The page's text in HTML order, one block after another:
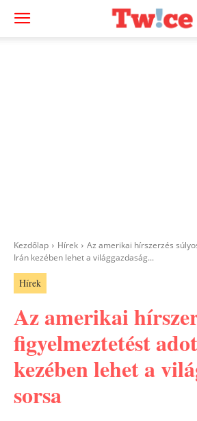
Kezdőlap Hírek
Az amerikai hírszerzés
Irán kezében lehet a világgazdaság...
Hírek
Az amerikai
figyelmeztetést
kezében lehet a
sorsa